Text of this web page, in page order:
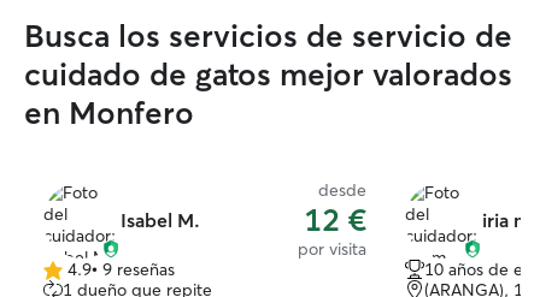
Busca los servicios de servicio de
cuidado de gatos mejor valorados
en Monfero
Isabel M.
desde
12 €
por visita
4.9 4.9• 9 reseñas
1 dueño que repite
iria m.
10 años de
(ARANGA),